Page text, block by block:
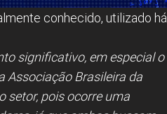
conhecido, utilizado há
significativo, em especial o
Associação Brasileira da
setor, pois ocorre uma